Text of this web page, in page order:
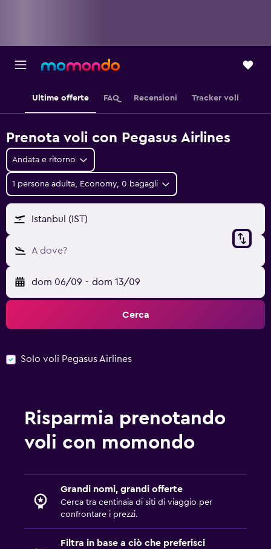
Ultime offerte FAQ Recensioni Tracker voli
Prenota voli con Pegasus Airlines
Andata e ritorno
1 persona adulta, Economy, 0 bagagli
Istanbul (IST)
A dove?
dom 06/09 - dom 13/09
Cerca
Solo voli Pegasus Airlines
Risparmia prenotando
voli con momondo
Grandi nomi, grandi offerte
Cerca tra centinaia di siti di viaggio per
confrontare i prezzi.
Filtra in base a ciò che preferisci